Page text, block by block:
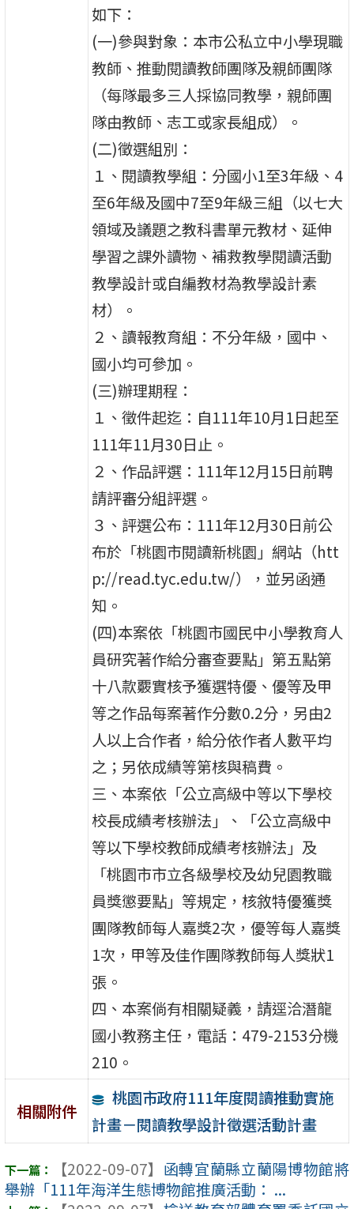
如下：
(一)參與對象：本市公私立中小學現職
教師、推動閱讀教師團隊及親師團隊
（每隊最多三人採協同教學，親師團
隊由教師、志工或家長組成）。
(二)徵選組別：
１、閱讀教學組：分國小1至3年級、4
至6年級及國中7至9年級三組（以七大
領域及議題之教科書單元教材、延伸
學習之課外讀物、補救教學閱讀活動
教學設計或自編教材為教學設計素
材）。
２、讀報教育組：不分年級，國中、
國小均可參加。
(三)辦理期程：
１、徵件起迄：自111年10月1日起至
111年11月30日止。
２、作品評選：111年12月15日前聘
請評審分組評選。
３、評選公布：111年12月30日前公
布於「桃園市閱讀新桃園」網站（htt
p://read.tyc.edu.tw/），並另函通
知。
(四)本案依「桃園市國民中小學教育人
員研究著作給分審查要點」第五點第
十八款覈實核予獲選特優、優等及甲
等之作品每案著作分數0.2分，另由2
人以上合作者，給分依作者人數平均
之；另依成績等第核與稿費。
三、本案依「公立高級中等以下學校
校長成績考核辦法」、「公立高級中
等以下學校教師成績考核辦法」及
「桃園市市立各級學校及幼兒園教職
員獎懲要點」等規定，核敘特優獲獎
團隊教師每人嘉獎2次，優等每人嘉獎
1次，甲等及佳作團隊教師每人獎狀1
張。
四、本案倘有相關疑義，請逕洽潛龍
國小教務主任，電話：479-2153分機
210。
相關附件
桃園市政府111年度閱讀推動實施
計畫－閱讀教學設計徵選活動計畫
【2022-09-07】 函轉宜蘭縣立蘭陽博物館將
舉辦「111年海洋生態博物館推廣活動： ...